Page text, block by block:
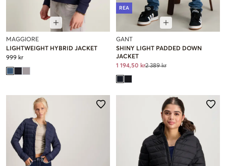
MAGGIORE
LIGHTWEIGHT HYBRID JACKET
999 kr
REA
GANT
SHINY LIGHT PADDED DOWN
JACKET
1 194,50 kr2 389 kr